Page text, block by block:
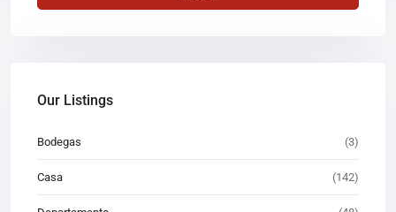
Our Listings
Bodegas (3)
Casa (142)